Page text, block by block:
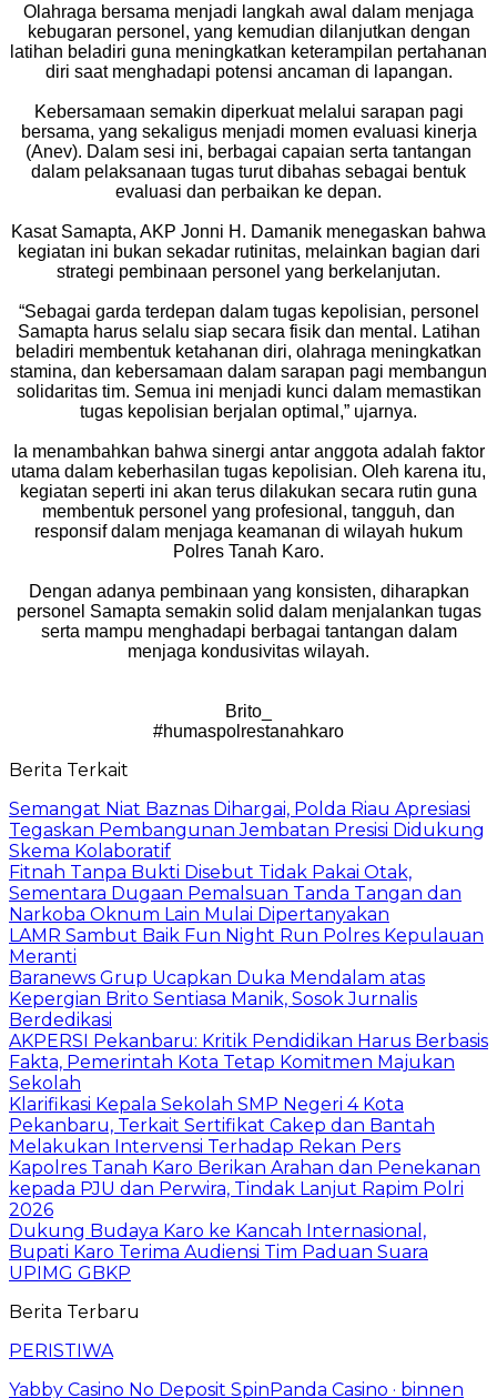
Olahraga bersama menjadi langkah awal dalam menjaga
kebugaran personel, yang kemudian dilanjutkan dengan
latihan beladiri guna meningkatkan keterampilan pertahanan
diri saat menghadapi potensi ancaman di lapangan.
Kebersamaan semakin diperkuat melalui sarapan pagi
bersama, yang sekaligus menjadi momen evaluasi kinerja
(Anev). Dalam sesi ini, berbagai capaian serta tantangan
dalam pelaksanaan tugas turut dibahas sebagai bentuk
evaluasi dan perbaikan ke depan.
Kasat Samapta, AKP Jonni H. Damanik menegaskan bahwa
kegiatan ini bukan sekadar rutinitas, melainkan bagian dari
strategi pembinaan personel yang berkelanjutan.
“Sebagai garda terdepan dalam tugas kepolisian, personel
Samapta harus selalu siap secara fisik dan mental. Latihan
beladiri membentuk ketahanan diri, olahraga meningkatkan
stamina, dan kebersamaan dalam sarapan pagi membangun
solidaritas tim. Semua ini menjadi kunci dalam memastikan
tugas kepolisian berjalan optimal,” ujarnya.
Ia menambahkan bahwa sinergi antar anggota adalah faktor
utama dalam keberhasilan tugas kepolisian. Oleh karena itu,
kegiatan seperti ini akan terus dilakukan secara rutin guna
membentuk personel yang profesional, tangguh, dan
responsif dalam menjaga keamanan di wilayah hukum
Polres Tanah Karo.
Dengan adanya pembinaan yang konsisten, diharapkan
personel Samapta semakin solid dalam menjalankan tugas
serta mampu menghadapi berbagai tantangan dalam
menjaga kondusivitas wilayah.
Brito_
#humaspolrestanahkaro
Berita Terkait
Semangat Niat Baznas Dihargai, Polda Riau Apresiasi
Tegaskan Pembangunan Jembatan Presisi Didukung
Skema Kolaboratif
Fitnah Tanpa Bukti Disebut Tidak Pakai Otak,
Sementara Dugaan Pemalsuan Tanda Tangan dan
Narkoba Oknum Lain Mulai Dipertanyakan
LAMR Sambut Baik Fun Night Run Polres Kepulauan
Meranti
Baranews Grup Ucapkan Duka Mendalam atas
Kepergian Brito Sentiasa Manik, Sosok Jurnalis
Berdedikasi
AKPERSI Pekanbaru: Kritik Pendidikan Harus Berbasis
Fakta, Pemerintah Kota Tetap Komitmen Majukan
Sekolah
Klarifikasi Kepala Sekolah SMP Negeri 4 Kota
Pekanbaru, Terkait Sertifikat Cakep dan Bantah
Melakukan Intervensi Terhadap Rekan Pers
Kapolres Tanah Karo Berikan Arahan dan Penekanan
kepada PJU dan Perwira, Tindak Lanjut Rapim Polri
2026
Dukung Budaya Karo ke Kancah Internasional,
Bupati Karo Terima Audiensi Tim Paduan Suara
UPIMG GBKP
Berita Terbaru
PERISTIWA
Yabby Casino No Deposit SpinPanda Casino · binnen